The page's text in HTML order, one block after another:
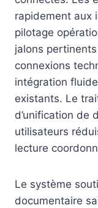
rapidement aux
pilotage
jalons
connexions
intégration
existants. Le
d’unification de
utilisateurs
lecture
Le système
documentaire